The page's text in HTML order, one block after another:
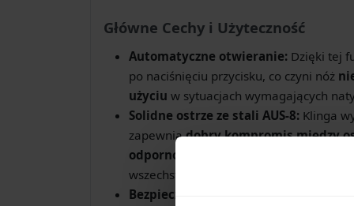
Główne Cechy i Użyteczność
Automatyczne otwieranie: Dzięki tej
po naciśnięciu przycisku, co czyni nóż
użyciu w sytuacjach wymagających
Solidne ostrze ze stali AUS-8: Klinga
zapewniadobry kompromis między
odpornością na korozję
wszechstronności.
Bezpieczna blokada Push Button: